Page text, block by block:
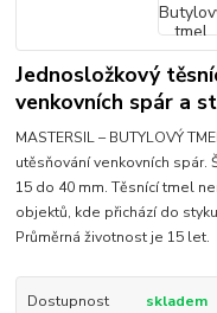
Jednosložkový
venkovních spár a
MASTERSIL – BUTYLOVÝ
utěsňování venkovních spár.
15 do 40 mm. Těsnící tmel
objektů, kde přichází do
Průměrná životnost je 15 let.
Dostupnost skladem